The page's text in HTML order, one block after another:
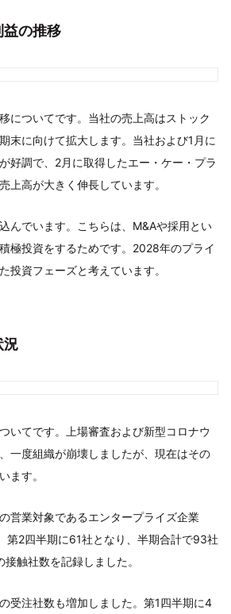
益の推移
についてです。当社の売上高はストック
末に向けて拡大します。当社および1月に
好調で、2月に取得したエー・ケー・プラ
上高が大きく伸長しています。
んでいます。こちらは、M&Aや採用とい
極投資をするためです。2028年のプライ
投資フェーズと考えています。
況
いてです。上場審査および新型コロナウ
一度組織が崩壊しましたが、現在はその
ます。
営業対象であるエンタープライズ企業
第2四半期に61社となり、半期合計で93社
触社数を記録しました。
受注社数も増加しました。第1四半期に4